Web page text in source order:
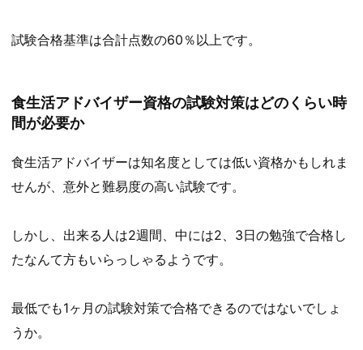
試験合格基準は合計点数の60％以上です。
食生活アドバイザー資格の試験対策はどのくらい時
間が必要か
食生活アドバイザーは知名度としては低い資格かもしれま
せんが、意外と難易度の高い試験です。
しかし、出来る人は2週間、中には2、3日の勉強で合格し
たなんて方もいらっしゃるようです。
最低でも1ヶ月の試験対策で合格できるのではないでしょ
うか。